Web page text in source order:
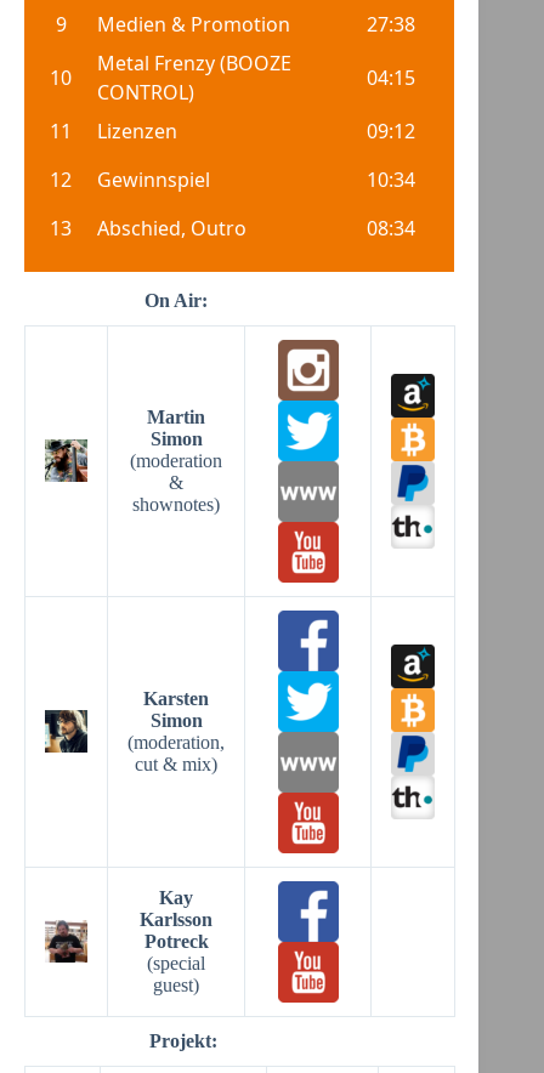
On Air:
Martin
Simon
(moderation
&
shownotes)
Karsten
Simon
(moderation,
cut & mix)
Kay
Karlsson
Potreck
(special
guest)
Projekt: